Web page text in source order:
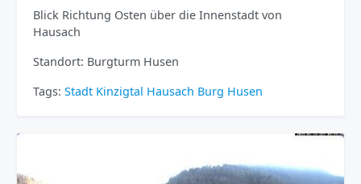
Blick Richtung Osten über die Innenstadt von
Hausach
Standort: Burgturm Husen
Tags: Stadt Kinzigtal Hausach Burg Husen